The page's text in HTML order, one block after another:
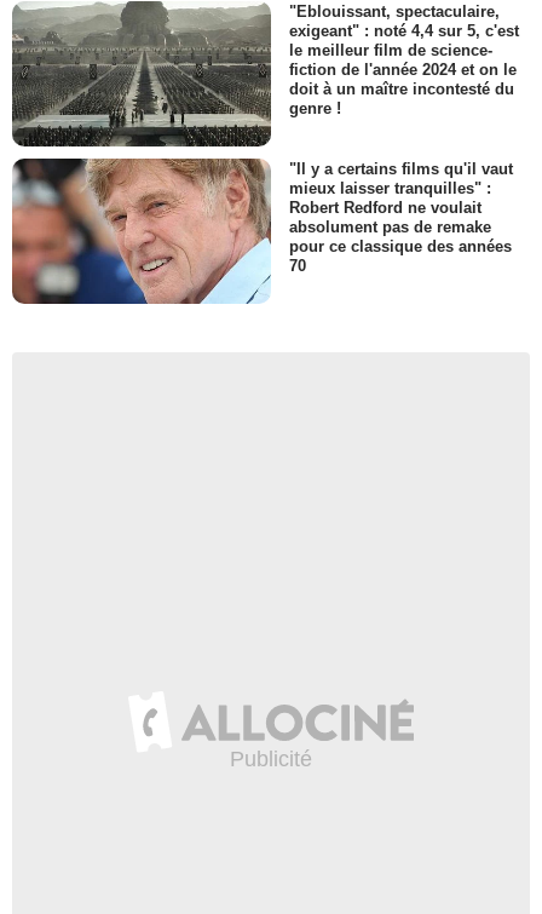
"Eblouissant, spectaculaire,
exigeant" : noté 4,4 sur 5, c'est
le meilleur film de science-
fiction de l'année 2024 et on le
doit à un maître incontesté du
genre !
"Il y a certains films qu'il vaut
mieux laisser tranquilles" :
Robert Redford ne voulait
absolument pas de remake
pour ce classique des années
70